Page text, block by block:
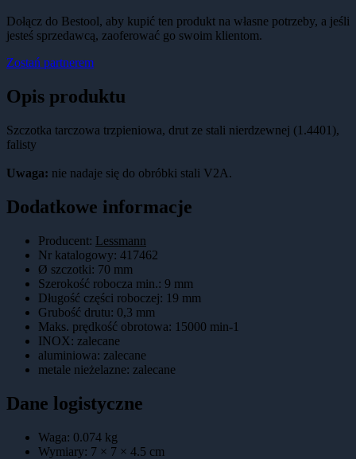
Dołącz do Bestool, aby kupić ten produkt na własne potrzeby, a jeśli
jesteś sprzedawcą, zaoferować go swoim klientom.
Zostań partnerem
Opis produktu
Szczotka tarczowa trzpieniowa, drut ze stali nierdzewnej (1.4401),
falisty
Uwaga: nie nadaje się do obróbki stali V2A.
Dodatkowe informacje
Producent: Lessmann
Nr katalogowy: 417462
Ø szczotki: 70 mm
Szerokość robocza min.: 9 mm
Długość części roboczej: 19 mm
Grubość drutu: 0,3 mm
Maks. prędkość obrotowa: 15000 min-1
INOX: zalecane
aluminiowa: zalecane
metale nieżelazne: zalecane
Dane logistyczne
Waga: 0.074 kg
Wymiary: 7 × 7 × 4.5 cm